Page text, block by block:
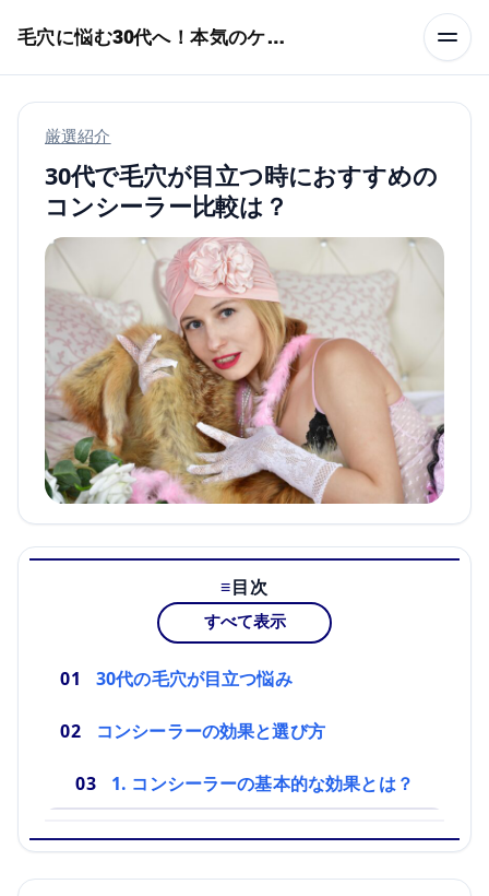
毛穴に悩む30代へ！本気のケア術特集
厳選紹介
30代で毛穴が目立つ時におすすめの
コンシーラー比較は？
目次
すべて表示
30代の毛穴が目立つ悩み
コンシーラーの効果と選び方
1. コンシーラーの基本的な効果とは？